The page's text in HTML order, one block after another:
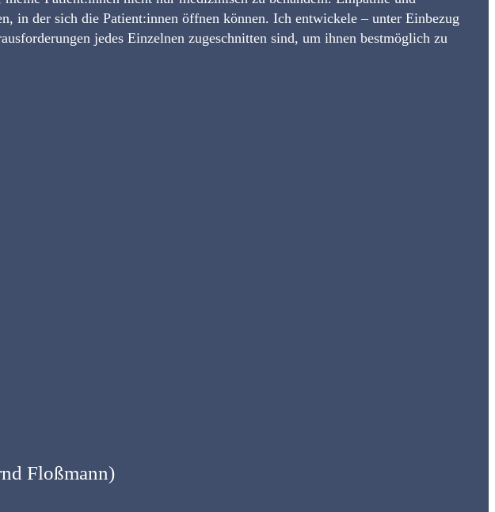
in der sich die Patient:innen öffnen können. Ich entwickele – unter Einbezug
jedes Einzelnen zugeschnitten sind, um ihnen bestmöglich zu
Floßmann)